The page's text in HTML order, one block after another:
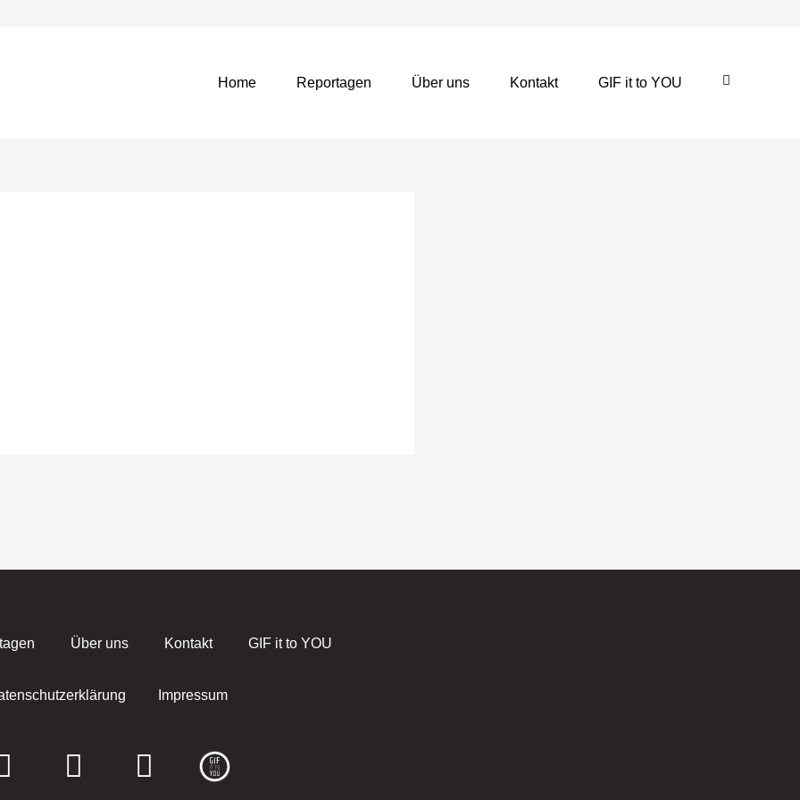
Home Reportagen Über uns Kontakt GIF it to YOU
Über uns Kontakt GIF it to YOU
Impressum
F
I
E